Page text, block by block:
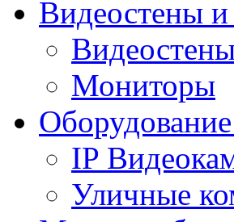
Видеостены
Мониторы
IP
Уличные